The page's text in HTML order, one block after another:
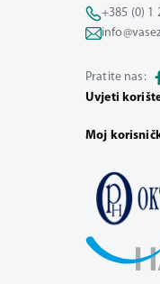
+385 (0) 1
Pratite nas:
Uvjeti
Moj